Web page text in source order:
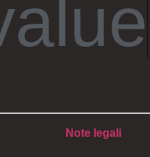
Note legali